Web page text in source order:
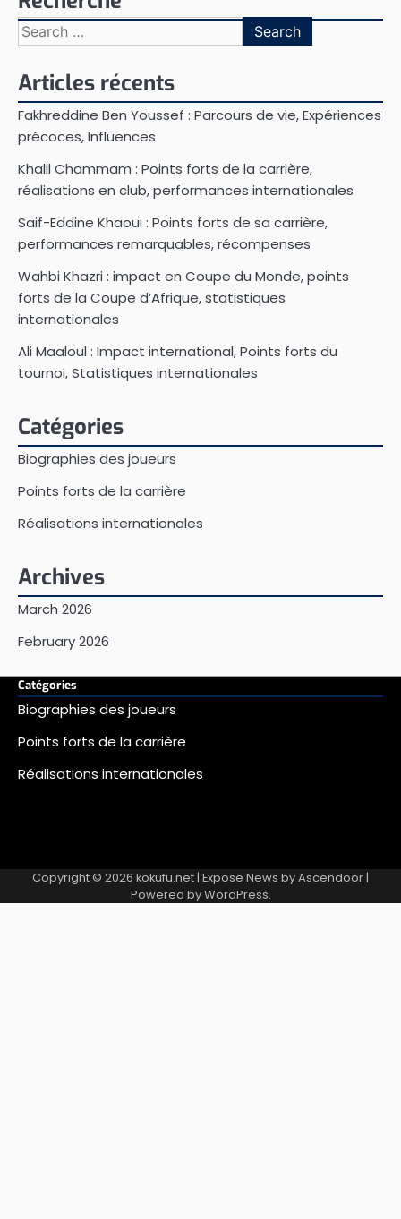
Search
for:
Articles récents
Fakhreddine Ben Youssef : Parcours de vie, Expériences
précoces, Influences
Khalil Chammam : Points forts de la carrière,
réalisations en club, performances internationales
Saif-Eddine Khaoui : Points forts de sa carrière,
performances remarquables, récompenses
Wahbi Khazri : impact en Coupe du Monde, points
forts de la Coupe d’Afrique, statistiques
internationales
Ali Maaloul : Impact international, Points forts du
tournoi, Statistiques internationales
Catégories
Biographies des joueurs
Points forts de la carrière
Réalisations internationales
Archives
March 2026
February 2026
Catégories
Biographies des joueurs
Points forts de la carrière
Réalisations internationales
Copyright © 2026 kokufu.net| Expose News byAscendoor|
Powered byWordPress.